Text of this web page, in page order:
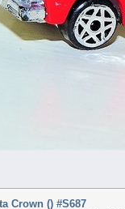
Crown () #S687